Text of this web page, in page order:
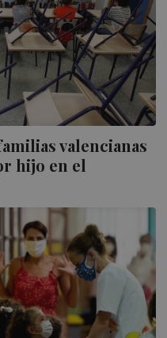
valencianas
hijo en el